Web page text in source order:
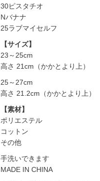
30ピスタチオ
Nバナナ
25ラブマイセルフ
【サイズ】
23～25cm
高さ 21cm（かかとより上）
25～27cm
高さ 21.2cm（かかとより上）
【素材】
ポリエステル
コットン
その他
手洗いできます
MADE IN CHINA